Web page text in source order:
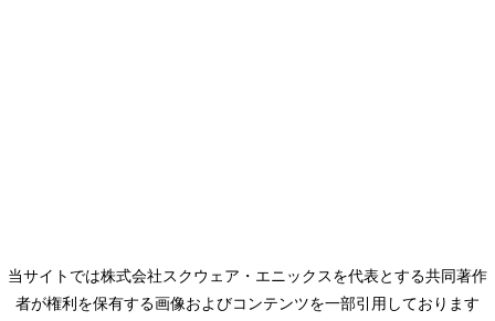
当サイトでは株式会社スクウェア・エニックスを代表とする共同著作
者が権利を保有する画像およびコンテンツを一部引用しております